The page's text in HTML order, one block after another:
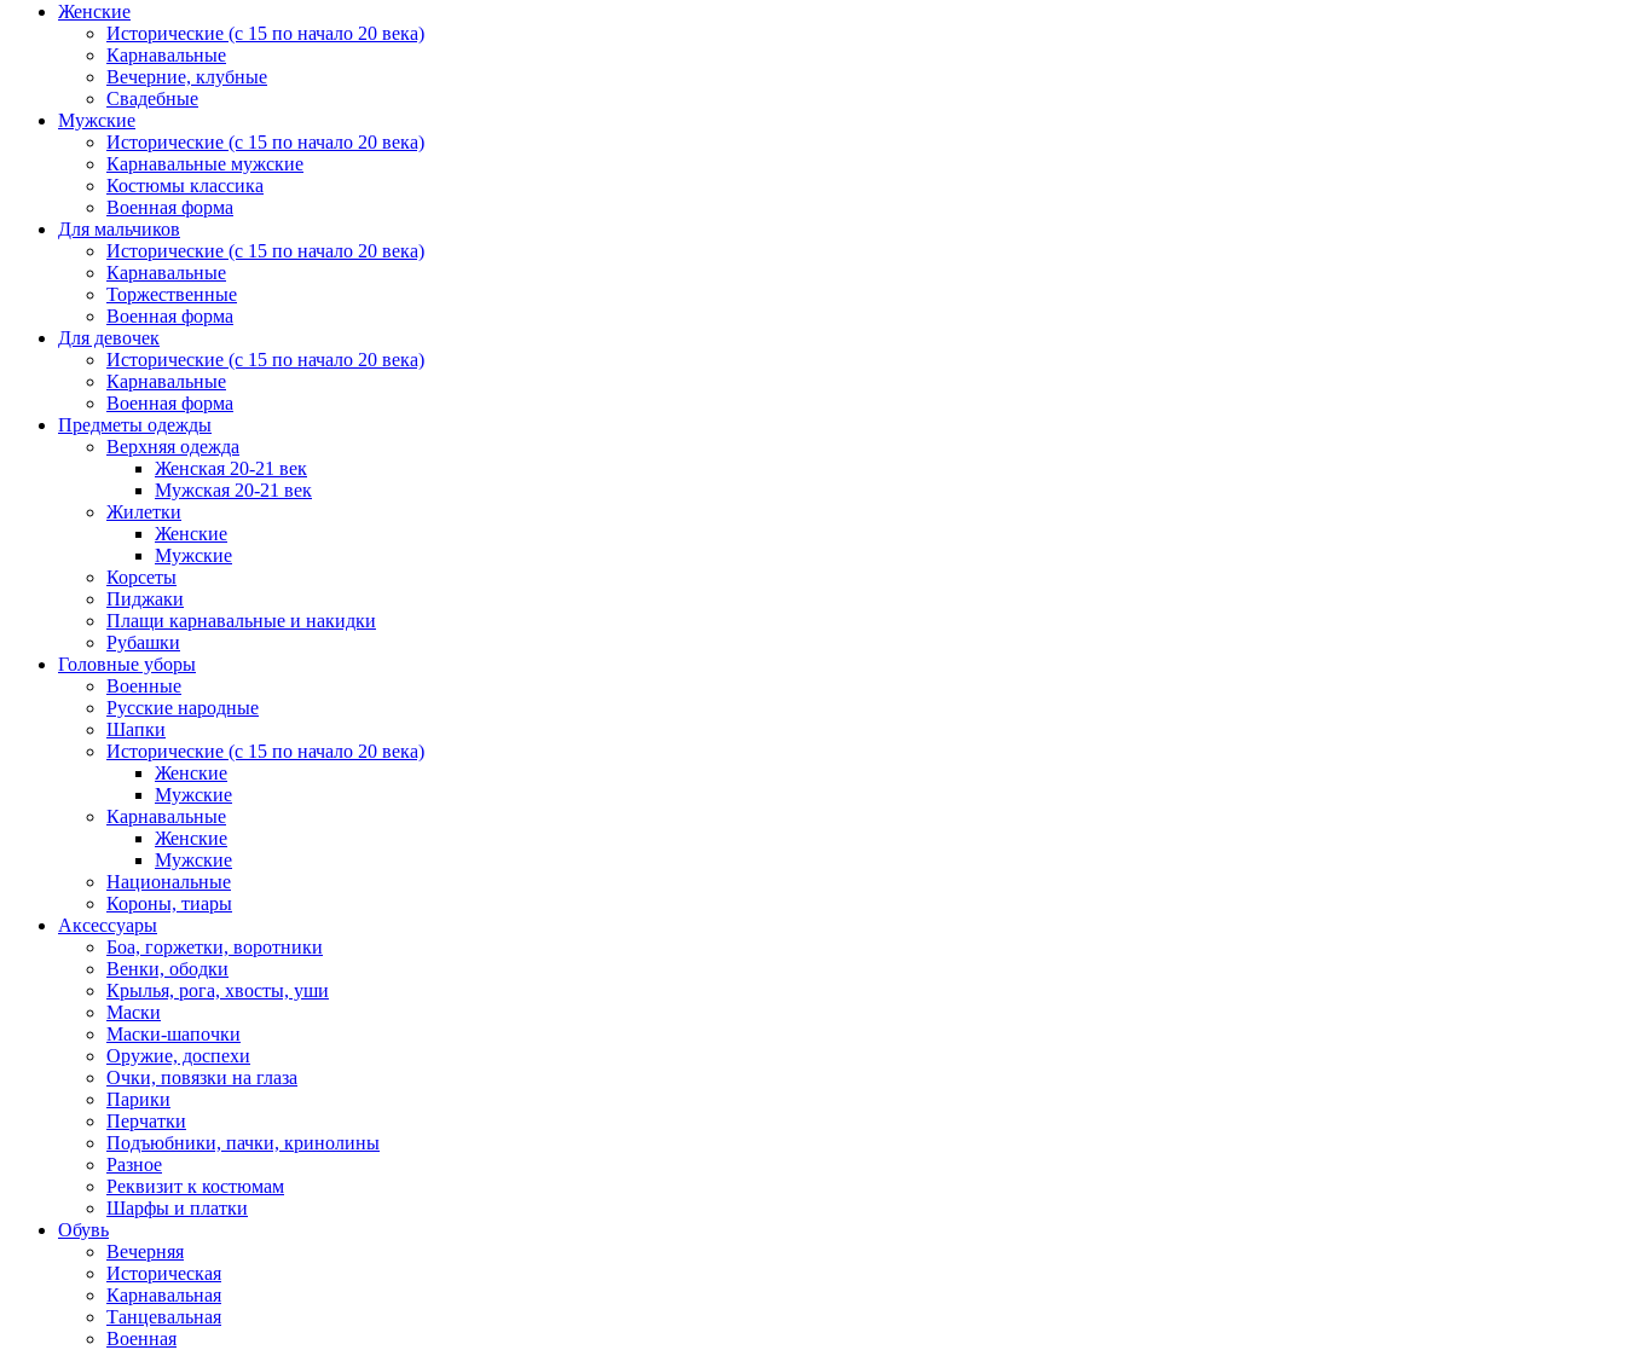
Женские
Исторические (с 15 по начало 20 века)
Карнавальные
Вечерние, клубные
Свадебные
Мужские
Исторические (с 15 по начало 20 века)
Карнавальные мужские
Костюмы классика
Военная форма
Для мальчиков
Исторические (с 15 по начало 20 века)
Карнавальные
Торжественные
Военная форма
Для девочек
Исторические (с 15 по начало 20 века)
Карнавальные
Военная форма
Предметы одежды
Верхняя одежда
Женская 20-21 век
Мужская 20-21 век
Жилетки
Женские
Мужские
Корсеты
Пиджаки
Плащи карнавальные и накидки
Рубашки
Головные уборы
Военные
Русские народные
Шапки
Исторические (с 15 по начало 20 века)
Женские
Мужские
Карнавальные
Женские
Мужские
Национальные
Короны, тиары
Аксессуары
Боа, горжетки, воротники
Венки, ободки
Крылья, рога, хвосты, уши
Маски
Маски-шапочки
Оружие, доспехи
Очки, повязки на глаза
Парики
Перчатки
Подъюбники, пачки, кринолины
Разное
Реквизит к костюмам
Шарфы и платки
Обувь
Вечерняя
Историческая
Карнавальная
Танцевальная
Военная